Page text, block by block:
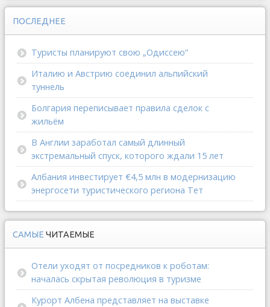
ПОСЛЕДНЕЕ
Туристы планируют свою „Одиссею“
Италию и Австрию соединил альпийский
туннель
Болгария переписывает правила сделок с
жильём
В Англии заработал самый длинный
экстремальный спуск, которого ждали 15 лет
Албания инвестирует €4,5 млн в модернизацию
энергосети туристического региона Тет
САМЫЕ ЧИТАЕМЫЕ
Отели уходят от посредников к роботам:
началась скрытая революция в туризме
Курорт Албена представляет на выставке